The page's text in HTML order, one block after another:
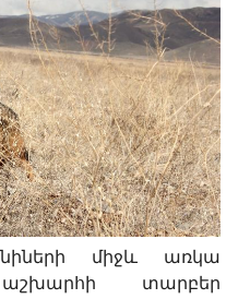
միջև առկա
աշխարհի տարբեր